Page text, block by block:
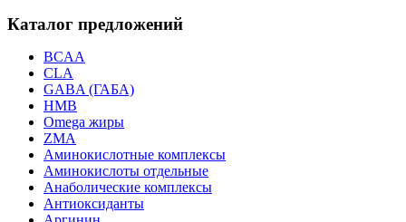
Каталог предложений
BCAA
CLA
GABA (ГАБА)
HMB
Omega жиры
ZMA
Аминокислотные комплексы
Аминокислоты отдельные
Анаболические комплексы
Антиоксиданты